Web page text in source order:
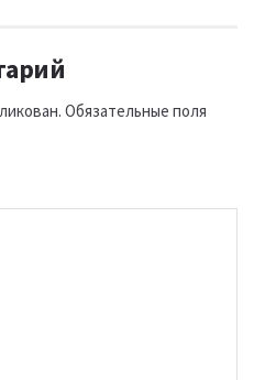
Обязательные поля